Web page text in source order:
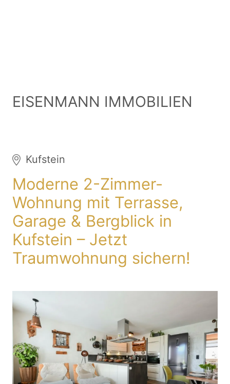
EISENMANN IMMOBILIEN
Kufstein
Moderne 2-Zimmer-
Wohnung mit Terrasse,
Garage & Bergblick in
Kufstein – Jetzt
Traumwohnung sichern!